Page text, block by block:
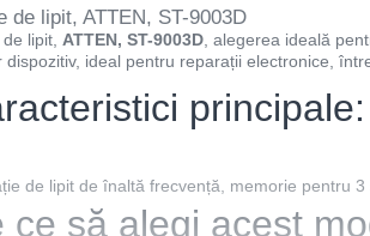
LECROY
T
de lipit, ATTEN, ST-9003D
lipit, ATTEN, ST-9003D , alegerea ideală
dispozitiv, ideal pentru reparații electronice,
principale:
de lipit de înaltă frecvență, memorie pentru 3
ce să alegi acest